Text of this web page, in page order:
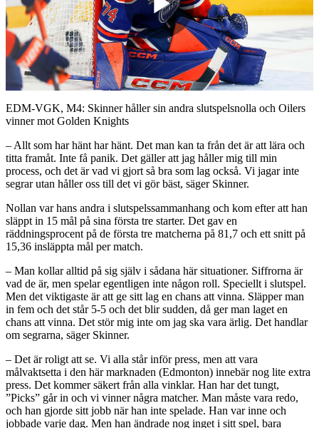
Play
Video
EDM-VGK, M4: Skinner håller sin andra slutspelsnolla och Oilers
vinner mot Golden Knights
– Allt som har hänt har hänt. Det man kan ta från det är att lära och
titta framåt. Inte få panik. Det gäller att jag håller mig till min
process, och det är vad vi gjort så bra som lag också. Vi jagar inte
segrar utan håller oss till det vi gör bäst, säger Skinner.
Nollan var hans andra i slutspelssammanhang och kom efter att han
släppt in 15 mål på sina första tre starter. Det gav en
räddningsprocent på de första tre matcherna på 81,7 och ett snitt på
15,36 insläppta mål per match.
– Man kollar alltid på sig själv i sådana här situationer. Siffrorna är
vad de är, men spelar egentligen inte någon roll. Speciellt i slutspel.
Men det viktigaste är att ge sitt lag en chans att vinna. Släpper man
in fem och det står 5-5 och det blir sudden, då ger man laget en
chans att vinna. Det stör mig inte om jag ska vara ärlig. Det handlar
om segrarna, säger Skinner.
– Det är roligt att se. Vi alla står inför press, men att vara
målvaktsetta i den här marknaden (Edmonton) innebär nog lite extra
press. Det kommer säkert från alla vinklar. Han har det tungt,
”Picks” går in och vi vinner några matcher. Man måste vara redo,
och han gjorde sitt jobb när han inte spelade. Han var inne och
jobbade varje dag. Men han ändrade nog inget i sitt spel, bara